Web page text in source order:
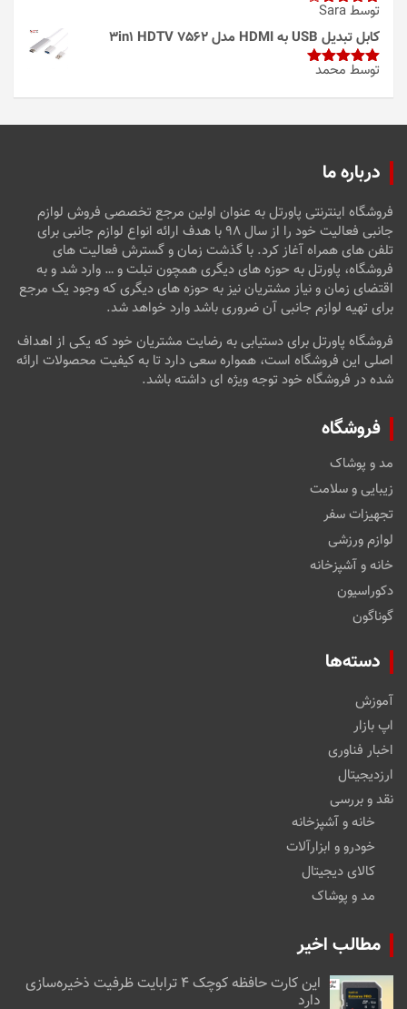
امتیاز4
از 5
توسط Sara
کابل تبدیل USB به HDMI مدل 3in1 HDTV 7562
امتیاز5از
توسط محمد
درباره ما
فروشگاه اینترنتی پاورتل به عنوان اولین مرجع تخصصی فروش لوازم
جانبی فعالیت خود را از سال ۹۸ با هدف ارائه انواع لوازم جانبی برای
تلفن های همراه آغاز کرد. با گذشت زمان و گسترش فعالیت های
فروشگاه، پاورتل به حوزه های دیگری همچون تبلت و … وارد شد و به
اقتضای زمان و نیاز مشتریان نیز به حوزه های دیگری که وجود یک مرجع
برای تهیه لوازم جانبی آن ضروری باشد وارد خواهد شد.
فروشگاه پاورتل برای دستیابی به رضایت مشتریان خود که یکی از اهداف
اصلی این فروشگاه است، همواره سعی دارد تا به کیفیت محصولات ارائه
شده در فروشگاه خود توجه ویژه ای داشته باشد.
فروشگاه
مد و پوشاک
زیبایی و سلامت
تجهیزات سفر
لوازم ورزشی
خانه و آشپزخانه
دکوراسیون
گوناگون
دسته‌ها
آموزش
اپ بازار
اخبار فناوری
ارزدیجیتال
نقد و بررسی
خانه و آشپزخانه
خودرو و ابزارآلات
کالای دیجیتال
مد و پوشاک
مطالب اخیر
این کارت حافظه کوچک ۴ ترابایت ظرفیت ذخیره‌سازی
دارد